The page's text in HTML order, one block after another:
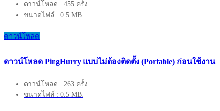
ดาวน์โหลด : 455 ครั้ง
ขนาดไฟล์ : 0.5 MB.
ดาวน์โหลด
ดาวน์โหลด PingHurry แบบไม่ต้องติดตั้ง (Portable) ก่อนใช้งาน
ดาวน์โหลด : 263 ครั้ง
ขนาดไฟล์ : 0.5 MB.